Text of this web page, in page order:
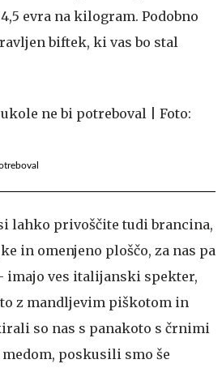
evra na kilogram. Podobno
biftek, ki vas bo stal
lahko privoščite tudi brancina,
in omenjeno ploščo, za nas pa
imajo ves italijanski spekter,
z mandljevim piškotom in
so nas s panakoto s črnimi
poskusili smo še